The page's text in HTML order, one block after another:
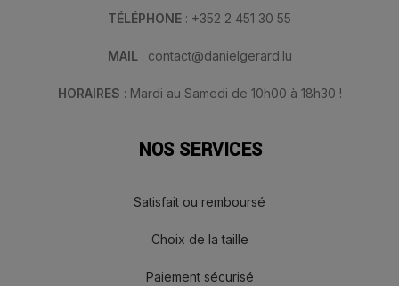
TÉLÉPHONE : +352 2 451 30 55
MAIL : contact@danielgerard.lu
HORAIRES : Mardi au Samedi de 10h00 à 18h30 !
NOS SERVICES
Satisfait ou remboursé
Choix de la taille
Paiement sécurisé